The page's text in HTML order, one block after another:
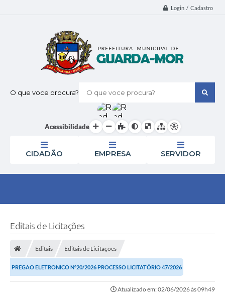
Login / Cadastro
O que voce procura?
Acessibilidade
CIDADÃO EMPRESA SERVIDOR
Editais de Licitações
Editais Editais de Licitações
PREGAO ELETRONICO Nº20/2026 PROCESSO LICITATÓRIO 47/2026
Atualizado em: 02/06/2026 às 09h49